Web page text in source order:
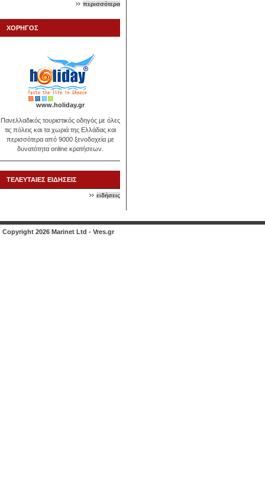
περισσότερα
ΧΟΡΗΓΟΣ
www.holiday.gr
Πανελλαδικός τουριστικός οδηγός με όλες
τις πόλεις και τα χωριά της Ελλάδας και
περισσότερα από 9000 ξενοδοχεία με
δυνατότητα online κρατήσεων.
ΤΕΛΕΥΤΑΙΕΣ ΕΙΔΗΣΕΙΣ
ειδήσεις
Copyright 2026 Marinet Ltd - Vres.gr